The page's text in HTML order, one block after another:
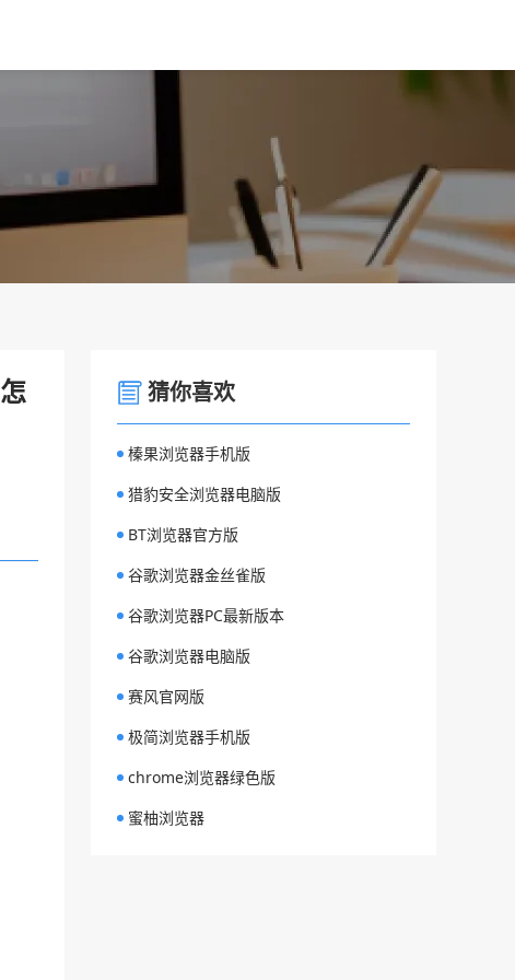
猜你喜欢
榛果浏览器手机版
猎豹安全浏览器电脑版
BT浏览器官方版
谷歌浏览器金丝雀版
谷歌浏览器PC最新版本
谷歌浏览器电脑版
赛风官网版
极简浏览器手机版
chrome浏览器绿色版
蜜柚浏览器